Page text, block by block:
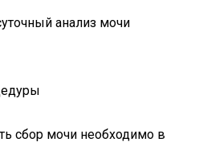
анализ мочи
сбор мочи необходимо в